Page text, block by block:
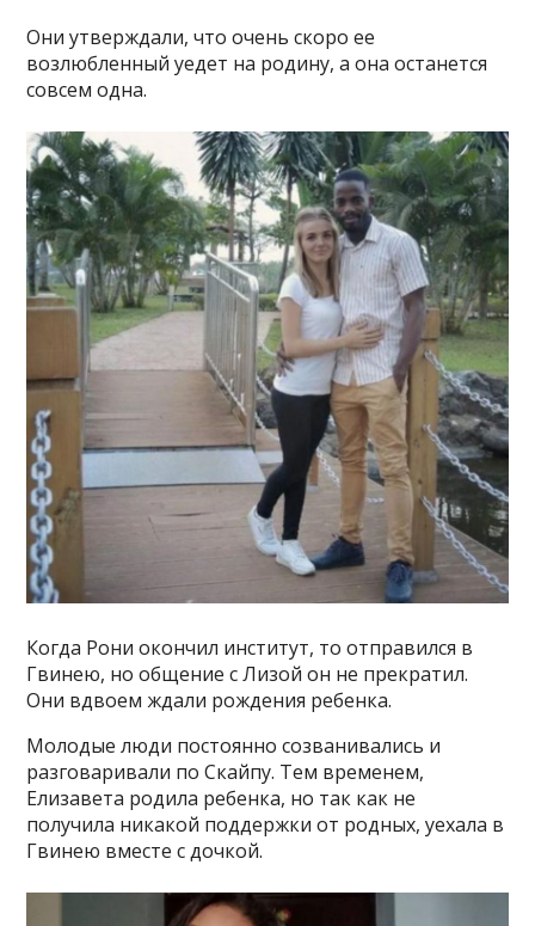
Они утверждали, что очень скоро ее
возлюбленный уедет на родину, а она останется
совсем одна.
Когда Рони окончил институт, то отправился в
Гвинею, но общение с Лизой он не прекратил.
Они вдвоем ждали рождения ребенка.
Молодые люди постоянно созванивались и
разговаривали по Скайпу. Тем временем,
Елизавета родила ребенка, но так как не
получила никакой поддержки от родных, уехала в
Гвинею вместе с дочкой.